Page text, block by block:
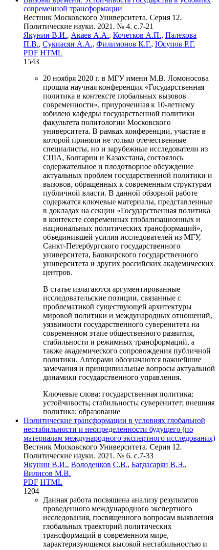
современной трансформации
Вестник Московского Университета. Серия 12.
Политические науки. 2021. № 4. c.7-21
Якунин В.И., Акаев А.А., Кочетков А.П., Палехова
П.В., Сукиасян А.А., Филимонов К.Г., Юсупов Р.Г.
PDF HTML
1543
20 ноября 2020 г. в МГУ имени М.В. Ломоносова
прошла научная конференция «Государственная
политика в контексте глобальных вызовов
современности», приуроченная к 10-летнему
юбилею кафедры государственной политики
факультета политологии Московского
университета. В рамках конференции, участие в
которой приняли не только отечественные
специалисты, но и зарубежные исследователи из
США, Болгарии и Казахстана, состоялось
содержательное и плодотворное обсуждение
актуальных проблем государственной политики и
вызовов, обращенных к современным структурам
публичной власти. В данной обзорной работе
содержатся ключевые материалы, представленные
в докладах на секции «Государственная политика
в контексте современных глобализационных и
национальных политических трансформаций»,
объединившей усилия исследователей из МГУ,
Санкт-Петербургского государственного
университета, Башкирского государственного
университета и других российских академических
центров.
В статье излагаются аргументированные
исследовательские позиции, связанные с
проблематикой существующей архитектуры
мировой политики и международных отношений,
уязвимости государственного суверенитета на
современном этапе общественного развития,
стабильности и режимных трансформаций, а
также академического сопровождения публичной
политики. Авторами обозначаются важнейшие
замечания и принципиальные вопросы актуальной
динамики государственного управления.
Ключевые слова: государственная политика;
устойчивость; стабильность; суверенитет; внешняя
политика; образование
Политические трансформации в условиях глобальной
нестабильности и неопределенности будущего (по
материалам международного экспертного исследования)
Вестник Московского Университета. Серия 12.
Политические науки. 2021. № 6. c.7-33
Якунин В.И., Володенков С.В., Багдасарян В.Э.,
Вилисов М.В.
PDF HTML
1204
Данная работа посвящена анализу результатов
проведенного международного экспертного
исследования, посвященного вопросам выявления
глобальных траекторий политических
трансформаций в современном мире,
характеризующемся высокой нестабильностью и